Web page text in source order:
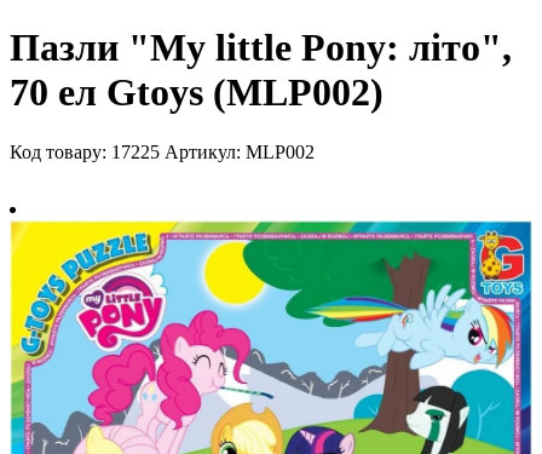
Пазли "My little Pony: літо",
70 ел Gtoys (MLP002)
Код товару: 17225 Артикул: MLP002